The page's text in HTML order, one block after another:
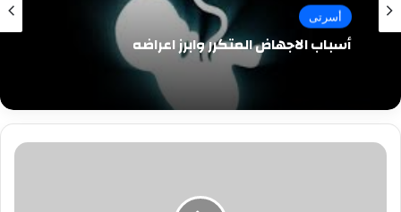
أسرتى
أسباب الاجهاض المتكرر وابرز اعراضه
أمران